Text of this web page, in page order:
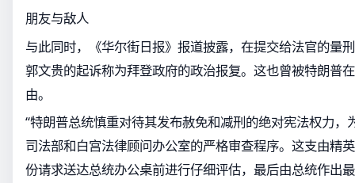
朋友与敌人
与此同时，《华尔街日报》报道披露，在提交给法官的量
郭文贵的起诉称为拜登政府的政治报复。这也曾被特朗普
由。
“特朗普总统慎重对待其发布赦免和减刑的绝对宪法权力，
司法部和白宫法律顾问办公室的严格审查程序。这支由精
份请求送达总统办公桌前进行仔细评估，最后由总统作出